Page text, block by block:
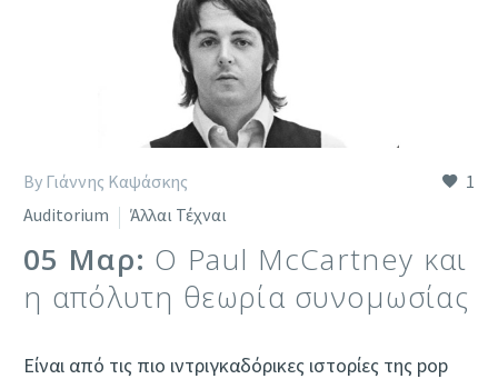
1
By Γιάννης Καψάσκης
Auditorium
Άλλαι Τέχναι
05 Μαρ: Ο Paul McCartney και
η απόλυτη θεωρία συνομωσίας
Είναι από τις πιο ιντριγκαδόρικες ιστορίες της pop